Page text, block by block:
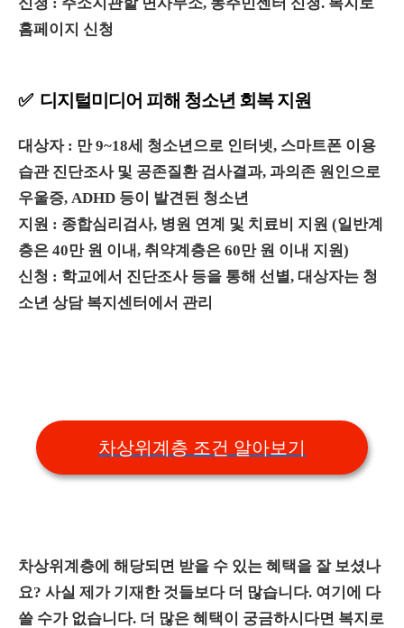
홈페이지 신청
✅ 디지털미디어 피해 청소년 회복 지원
대상자 : 만 9~18세 청소년으로 인터넷, 스마트폰 이용
습관 진단조사 및 공존질환 검사결과, 과의존 원인으로
우울증, ADHD 등이 발견된 청소년
지원 : 종합심리검사, 병원 연계 및 치료비 지원 (일반계
층은 40만 원 이내, 취약계층은 60만 원 이내 지원)
신청 : 학교에서 진단조사 등을 통해 선별, 대상자는 청
소년 상담 복지센터에서 관리
차상위계층 조건 알아보기
차상위계층에 해당되면 받을 수 있는 혜택을 잘 보셨나
요? 사실 제가 기재한 것들보다 더 많습니다. 여기에 다
쓸 수가 없습니다. 더 많은 혜택이 궁금하시다면 복지로